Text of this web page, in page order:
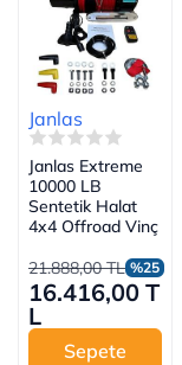
Janlas
Janlas Extreme
10000 LB
Sentetik Halat
4x4 Offroad Vinç
21.888,00 TL %25
16.416,00 T
L
Sepete